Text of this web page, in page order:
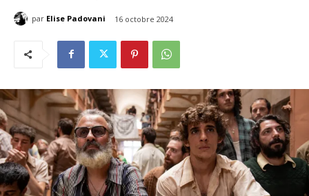
par Elise Padovani 16 octobre 2024